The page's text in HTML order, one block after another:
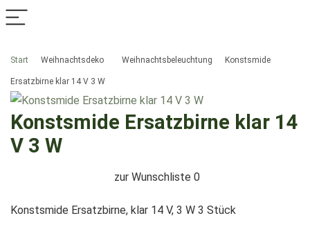
Start Weihnachtsdeko Weihnachtsbeleuchtung Konstsmide
Ersatzbirne klar 14 V 3 W
Konstsmide Ersatzbirne klar 14
V 3 W
zur Wunschliste 0
Konstsmide Ersatzbirne, klar 14 V, 3 W 3 Stück